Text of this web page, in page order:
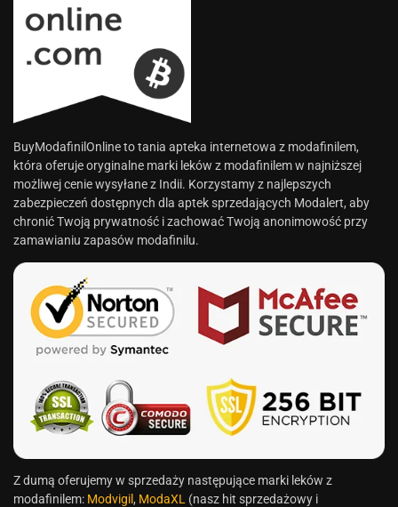
BuyModafinilOnline to tania apteka internetowa z modafinilem,
która oferuje oryginalne marki leków z modafinilem w najniższej
możliwej cenie wysyłane z Indii. Korzystamy z najlepszych
zabezpieczeń dostępnych dla aptek sprzedających Modalert, aby
chronić Twoją prywatność i zachować Twoją anonimowość przy
zamawianiu zapasów modafinilu.
Z dumą oferujemy w sprzedaży następujące marki leków z
modafinilem: Modvigil , ModaXL (nasz hit sprzedażowy i